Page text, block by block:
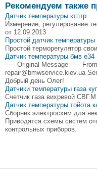
Рекомендуем также
Датчик температуры ктптр
Измерение, регулирование
от 12.09.2013
Простой датчик температуры
Простой терморегулятор
Датчик температуры бмв е34
----- Original Message -----
repair@bmwservice.kiev.ua
Добрый день Олег!
Датчики температуры газа
Счетчик газа вихревой
Датчик температуры тойота
Сборник электросхем для
Приводятся схемы систем
контрольных приборов.